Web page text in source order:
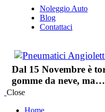
Noleggio Auto
Blog
Contattaci
Dal 15 Novembre è
gomme da neve, ma…
Close
Home